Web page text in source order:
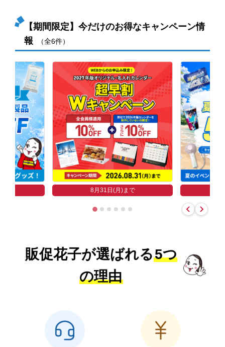
【期間限定】今だけのお得なキャンペーン情
報
（全6件）
8月31日(月)まで
販促花子が選ばれる5つ
の理由